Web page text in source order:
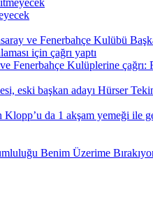
Fenerbahçe Kulüplerine çağrı:
Klopp’u da 1 akşam yemeği ile
Benim Üzerime